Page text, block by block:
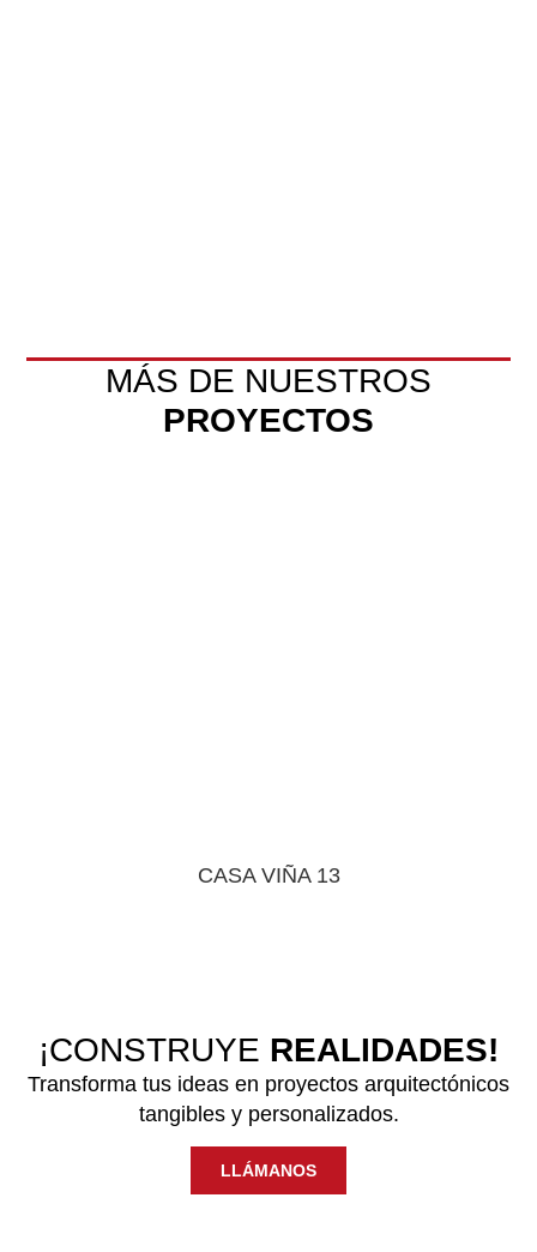
MÁS DE NUESTROS
PROYECTOS
CASA VIÑA 13
¡CONSTRUYE REALIDADES!
Transforma tus ideas en proyectos arquitectónicos
tangibles y personalizados.
LLÁMANOS